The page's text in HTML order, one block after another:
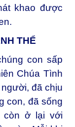
khao được
THỂ
con sấp
Chúa Tình
đã chịu
con, đã sống
còn ở lại với